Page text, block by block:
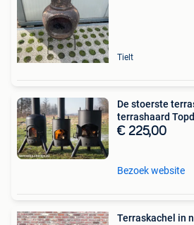
Tielt
De stoerste
terrashaard
€ 225,00
Bezoek website
Terraskachel in